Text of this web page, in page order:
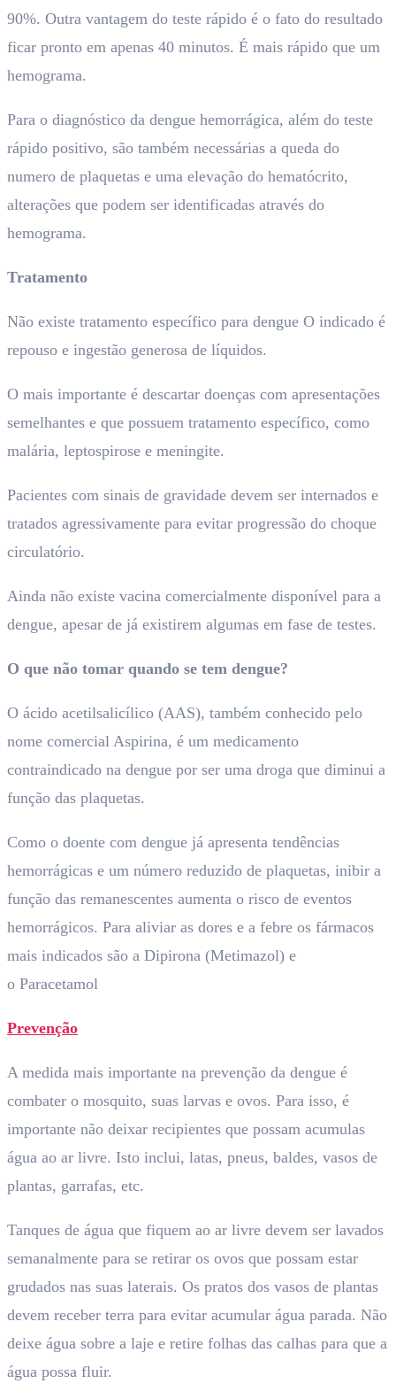
90%. Outra vantagem do teste rápido é o fato do resultado
ficar pronto em apenas 40 minutos. É mais rápido que um
hemograma.
Para o diagnóstico da dengue hemorrágica, além do teste
rápido positivo, são também necessárias a queda do
numero de plaquetas e uma elevação do hematócrito,
alterações que podem ser identificadas através do
hemograma.
Tratamento
Não existe tratamento específico para dengue O indicado é
repouso e ingestão generosa de líquidos.
O mais importante é descartar doenças com apresentações
semelhantes e que possuem tratamento específico, como
malária, leptospirose e meningite.
Pacientes com sinais de gravidade devem ser internados e
tratados agressivamente para evitar progressão do choque
circulatório.
Ainda não existe vacina comercialmente disponível para a
dengue, apesar de já existirem algumas em fase de testes.
O que não tomar quando se tem dengue?
O ácido acetilsalicílico (AAS), também conhecido pelo
nome comercial Aspirina, é um medicamento
contraindicado na dengue por ser uma droga que diminui a
função das plaquetas.
Como o doente com dengue já apresenta tendências
hemorrágicas e um número reduzido de plaquetas, inibir a
função das remanescentes aumenta o risco de eventos
hemorrágicos. Para aliviar as dores e a febre os fármacos
mais indicados são a Dipirona (Metimazol) e
o Paracetamol
Prevenção
A medida mais importante na prevenção da dengue é
combater o mosquito, suas larvas e ovos. Para isso, é
importante não deixar recipientes que possam acumulas
água ao ar livre. Isto inclui, latas, pneus, baldes, vasos de
plantas, garrafas, etc.
Tanques de água que fiquem ao ar livre devem ser lavados
semanalmente para se retirar os ovos que possam estar
grudados nas suas laterais. Os pratos dos vasos de plantas
devem receber terra para evitar acumular água parada. Não
deixe água sobre a laje e retire folhas das calhas para que a
água possa fluir.